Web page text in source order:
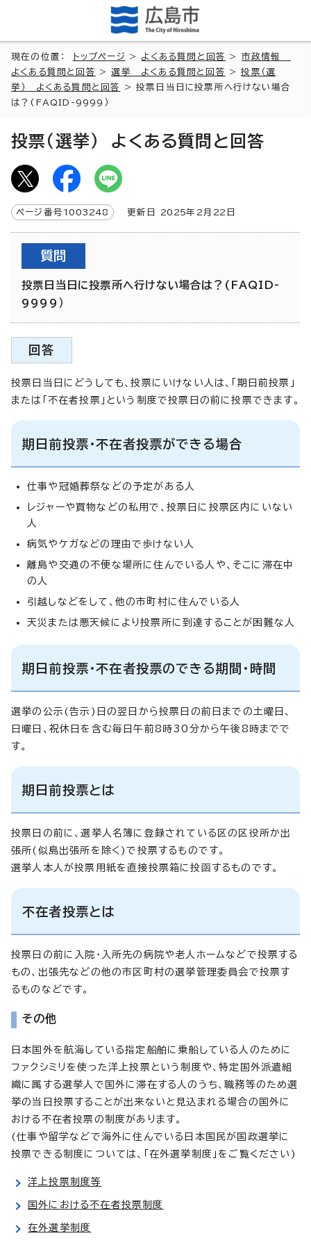
現在の位置： トップページ > よくある質問と回答 > 市政情報
よくある質問と回答
>選挙 よくある質問と回答 >投票（選
挙） よくある質問と回答
> 投票日当日に投票所へ行けない場合
は？(FAQID-9999）
投票（選挙） よくある質問と回答
ページ番号 1003248 更新日 2025年2月 22 日
質問
投票日当日に投票所へ行けない場合は？(FAQID-
9999）
回答
投票日当日にどうしても、投票にいけない人は、「期日前投票」
または「不在者投票」という制度で投票日の前に投票できます。
期日前投票・不在者投票ができる場合
仕事や冠婚葬祭などの予定がある人
レジャーや買物などの私用で、投票日に投票区内にいない
人
病気やケガなどの理由で歩けない人
離島や交通の不便な場所に住んでいる人や、そこに滞在中
の人
引越しなどをして、他の市町村に住んでいる人
天災または悪天候により投票所に到達することが困難な人
期日前投票・不在者投票のできる期間・時間
選挙の公示(告示)日の翌日から投票日の前日までの土曜日、
日曜日、祝休日を含む毎日午前8時30分から午後8時までで
す。
期日前投票とは
投票日の前に、選挙人名簿に登録されている区の区役所か出
張所(似島出張所を除く)で投票するものです。
選挙人本人が投票用紙を直接投票箱に投函するものです。
不在者投票とは
投票日の前に入院・入所先の病院や老人ホームなどで投票する
もの、出張先などの他の市区町村の選挙管理委員会で投票す
るものなどです。
その他
日本国外を航海している指定船舶に乗船している人のために
ファクシミリを使った洋上投票という制度や、特定国外派遣組
織に属する選挙人で国外に滞在する人のうち、職務等のため選
挙の当日投票することが出来ないと見込まれる場合の国外に
おける不在者投票の制度があります。
(仕事や留学などで海外に住んでいる日本国民が国政選挙に
投票できる制度については、「在外選挙制度」をご覧ください)
洋上投票制度等
国外における不在者投票制度
在外選挙制度